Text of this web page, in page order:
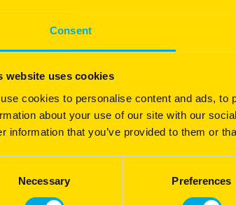
Consent
website uses cookies
cookies to personalise content and ads,
about your use of our site with our
information that you’ve provided to them or
Necessary Preferences